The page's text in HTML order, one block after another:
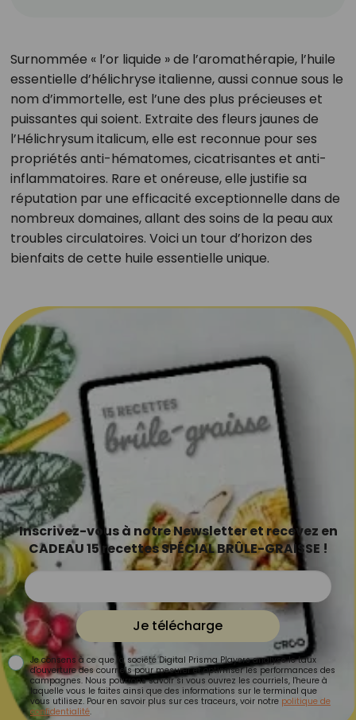
Surnommée « l’or liquide » de l’aromathérapie, l’huile
essentielle d’hélichryse italienne, aussi connue sous le
nom d’immortelle, est l’une des plus précieuses et
puissantes qui soient. Extraite des fleurs jaunes de
l’Hélichrysum italicum, elle est reconnue pour ses
propriétés anti-hématomes, cicatrisantes et anti-
inflammatoires. Rare et onéreuse, elle justifie sa
réputation par une efficacité exceptionnelle dans de
nombreux domaines, allant des soins de la peau aux
troubles circulatoires. Voici un tour d’horizon des
bienfaits de cette huile essentielle unique.
Inscrivez-vous à notre Newsletter et recevez en
CADEAU 15 recettes SPÉCIAL BRÛLE-GRAISSE !
Je télécharge
Je consens à ce que la société Digital Prisma Players analyse le taux
d'ouverture des courriels pour mesurer et optimiser les performances des
campagnes. Nous pourrons savoir si vous ouvrez les courriels, l'heure à
laquelle vous le faites ainsi que des informations sur le terminal que
vous utilisez. Pour en savoir plus sur ces traceurs, voir notre politique de
confidentialité.